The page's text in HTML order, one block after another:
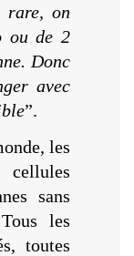
rare, on
ou de 2
Donc
avec
”.
les
sans
les
toutes